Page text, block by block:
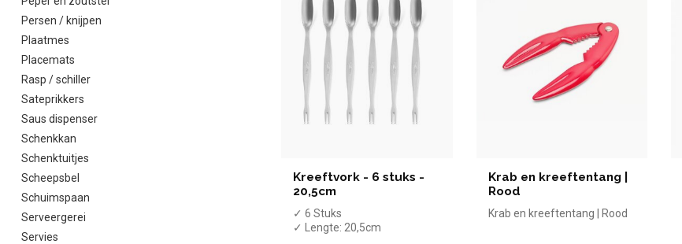
Persen / knijpen
Plaatmes
Placemats
Rasp / schiller
Sateprikkers
Saus dispenser
Schenkkan
Schenktuitjes
Scheepsbel
Schuimspaan
Serveergerei
Servies
Kreeftvork - 6 stuks -
20,5cm
✓ 6 Stuks
✓ Lengte: 20,5cm
Krab en kreeftentang |
Rood
Krab en kreeftentang | Rood